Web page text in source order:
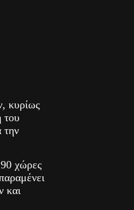
κυρίως
του
την
χώρες
και